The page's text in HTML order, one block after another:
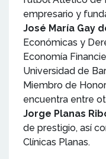
empresario y
José María Gay
Económicas y
Economía
Universidad de
Miembro de
encuentra entre
Jorge Planas
de prestigio, así
Clínicas Planas.